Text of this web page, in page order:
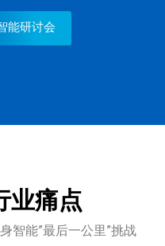
能研讨会
业痛点
智能”最后一公里”挑战